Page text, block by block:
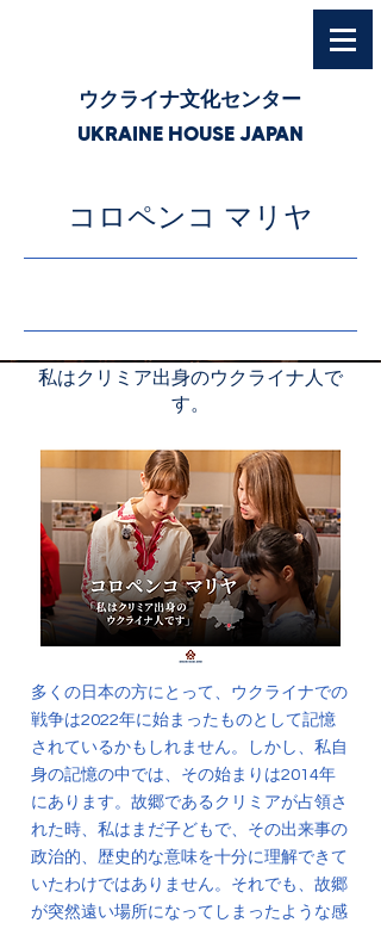
ウクライナ文化センター
UKRAINE HOUSE JAPAN
コロペンコ マリヤ
私はクリミア出身のウクライナ人で
す。
多くの日本の方にとって、ウクライナでの
戦争は2022年に始まったものとして記憶
されているかもしれません。しかし、私自
身の記憶の中では、その始まりは2014年
にあります。故郷であるクリミアが占領さ
れた時、私はまだ子どもで、その出来事の
政治的、歴史的な意味を十分に理解できて
いたわけではありません。それでも、故郷
が突然遠い場所になってしまったような感